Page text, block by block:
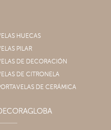
VELAS HUECAS
VELAS PILAR
VELAS DE DECORACIÓN
VELAS DE CITRONELA
PORTAVELAS DE CERÁMICA
DECORAGLOBA